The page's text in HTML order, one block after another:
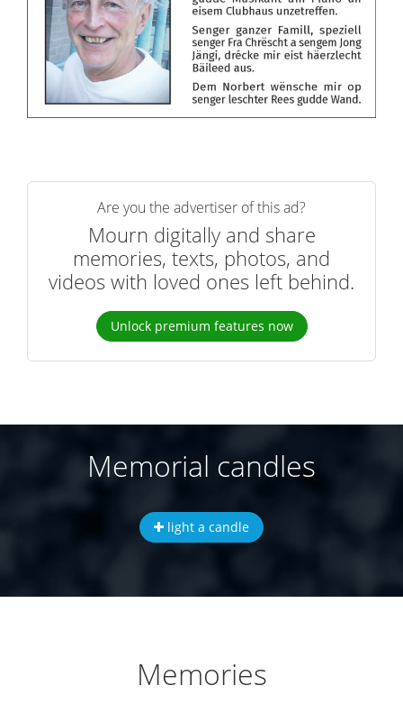
Are you the advertiser of this ad?
Mourn digitally and share
memories, texts, photos, and
videos with loved ones left behind.
Unlock premium features now
Memorial candles
light a candle
Memories